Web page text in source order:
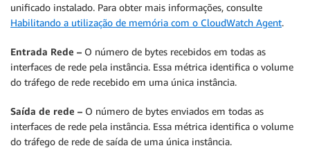
unificado instalado. Para obter mais informações, consulte
Habilitando a utilização de memória com o CloudWatch Agent.
Entrada Rede – O número de bytes recebidos em todas as
interfaces de rede pela instância. Essa métrica identifica o volume
do tráfego de rede recebido em uma única instância.
Saída de rede – O número de bytes enviados em todas as
interfaces de rede pela instância. Essa métrica identifica o volume
do tráfego de rede de saída de uma única instância.